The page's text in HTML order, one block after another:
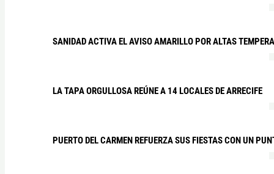
SANIDAD ACTIVA EL AVISO AMARILLO POR ALTAS
LA TAPA ORGULLOSA REÚNE A 14 LOCALES DE ARRECIFE
PUERTO DEL CARMEN REFUERZA SUS FIESTAS CON UN